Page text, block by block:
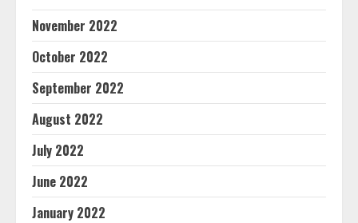
November 2022
October 2022
September 2022
August 2022
July 2022
June 2022
January 2022